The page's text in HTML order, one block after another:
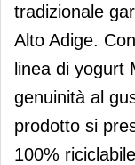
tradizionale
Alto Adige.
linea di yogurt
genuinità al
prodotto si
100%